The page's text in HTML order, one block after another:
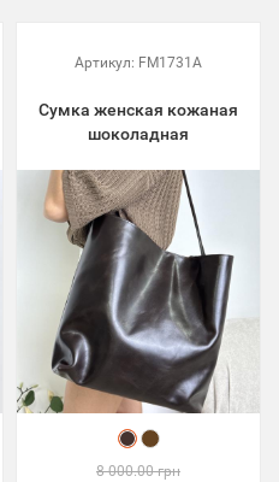
Артикул: FM1731A
Сумка женская кожаная
шоколадная
8 000.00 грн